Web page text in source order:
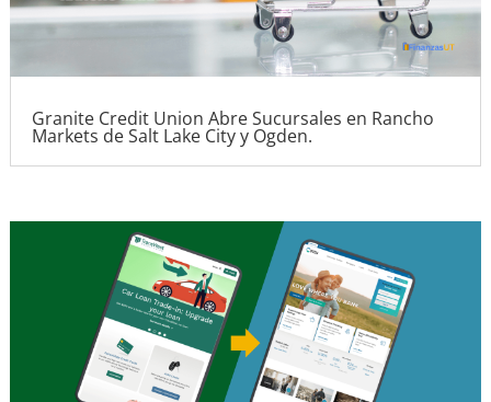
Granite Credit Union Abre Sucursales en Rancho
Markets de Salt Lake City y Ogden.